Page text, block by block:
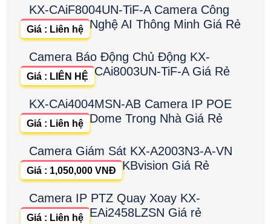
KX-CAiF8004UN-TiF-A Camera Công
Nghệ AI Thông Minh Giá Rẻ
Giá : Liên hệ
Camera Báo Động Chủ Động KX-
CAi8003UN-TiF-A Giá Rẻ
Giá : LIÊN HỆ
KX-CAi4004MSN-AB Camera IP POE
Dome Trong Nhà Giá Rẻ
Giá : Liên hệ
Camera Giám Sát KX-A2003N3-A-VN
KBvision Giá Rẻ
Giá : 1,050,000 VNĐ
Camera IP PTZ Quay Xoay KX-
EAi2458LZSN Giá rẻ
Giá : Liên hệ